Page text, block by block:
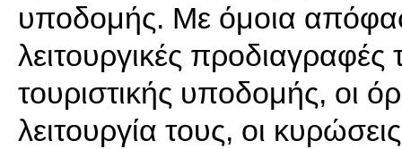
υποδομής. Με όμοια
λειτουργικές
τουριστικής υποδομής, οι
λειτουργία τους, οι